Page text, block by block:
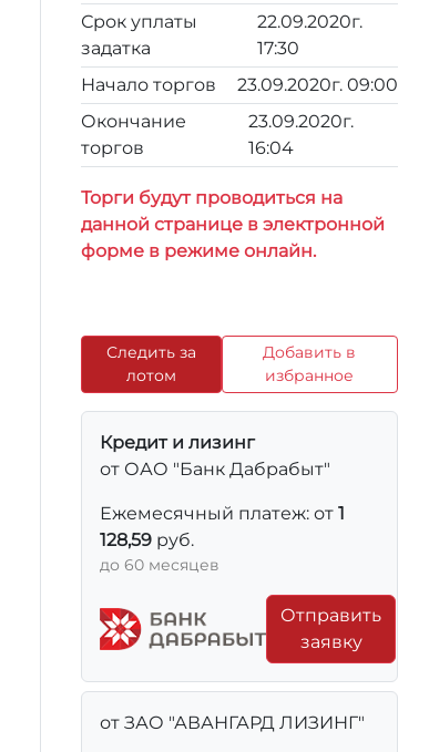
Срок уплаты
задатка
22.09.2020г.
17:30
Начало торгов
23.09.2020г. 09:00
Окончание
торгов
23.09.2020г.
16:04
Торги будут проводиться на
данной странице в электронной
форме в режиме онлайн.
Следить за
лотом
Добавить в
избранное
Кредит и лизинг
от ОАО "Банк Дабрабыт"
Ежемесячный платеж: от 1
128,59 руб.
до 60 месяцев
Отправить
заявку
от ЗАО "АВАНГАРД ЛИЗИНГ"